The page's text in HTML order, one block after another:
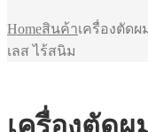
Homeสินค้าเครื่องตัดผ
เลส ไร้สนิม